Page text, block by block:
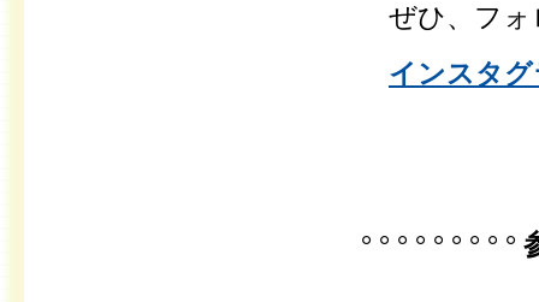
ぜひ、フォ
インスタグ
° ° ° ° ° ° ° ° °